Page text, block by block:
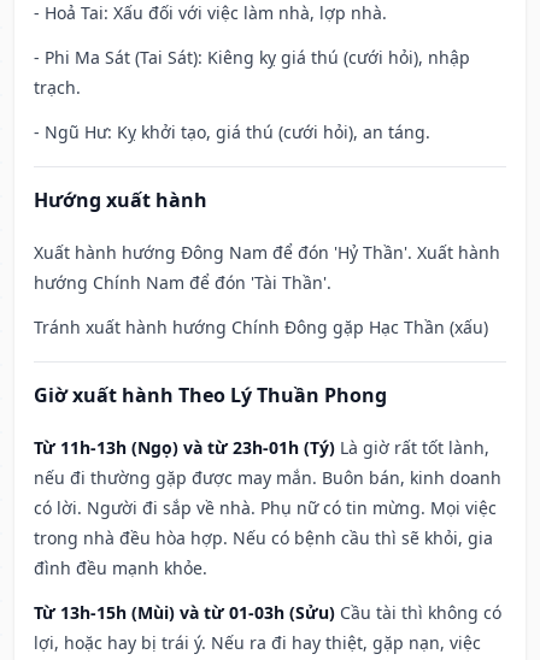
- Hoả Tai: Xấu đối với việc làm nhà, lợp nhà.
- Phi Ma Sát (Tai Sát): Kiêng kỵ giá thú (cưới hỏi), nhập
trạch.
- Ngũ Hư: Kỵ khởi tạo, giá thú (cưới hỏi), an táng.
Hướng xuất hành
Xuất hành hướng Đông Nam để đón 'Hỷ Thần'. Xuất hành
hướng Chính Nam để đón 'Tài Thần'.
Tránh xuất hành hướng Chính Đông gặp Hạc Thần (xấu)
Giờ xuất hành Theo Lý Thuần Phong
Từ 11h-13h (Ngọ) và từ 23h-01h (Tý) Là giờ rất tốt lành,
nếu đi thường gặp được may mắn. Buôn bán, kinh doanh
có lời. Người đi sắp về nhà. Phụ nữ có tin mừng. Mọi việc
trong nhà đều hòa hợp. Nếu có bệnh cầu thì sẽ khỏi, gia
đình đều mạnh khỏe.
Từ 13h-15h (Mùi) và từ 01-03h (Sửu) Cầu tài thì không có
lợi, hoặc hay bị trái ý. Nếu ra đi hay thiệt, gặp nạn, việc